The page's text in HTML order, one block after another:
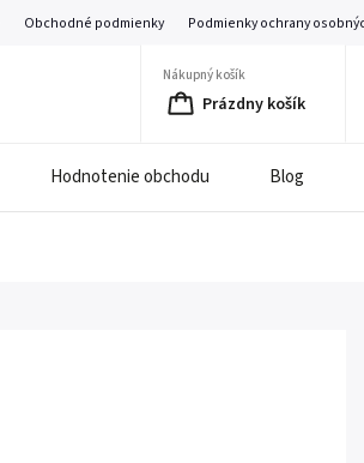
Obchodné podmienky Podmienky ochrany
Nákupný košík
Prázdny košík
Hodnotenie obchodu Blog